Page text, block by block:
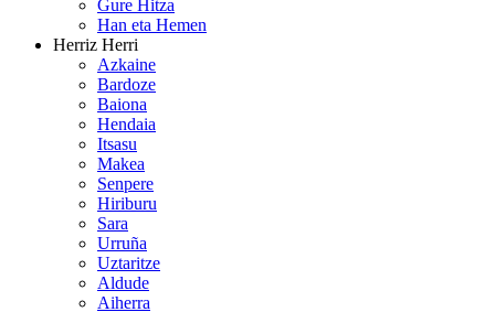
Gure Hitza
Han eta Hemen
Herriz Herri
Azkaine
Bardoze
Baiona
Hendaia
Itsasu
Makea
Senpere
Hiriburu
Sara
Urruña
Uztaritze
Aldude
Aiherra